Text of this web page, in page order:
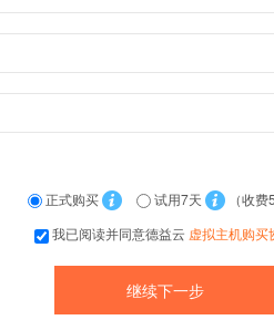
正式购买 试用7天
（收费
我已阅读并同意德益云 虚拟主机购买